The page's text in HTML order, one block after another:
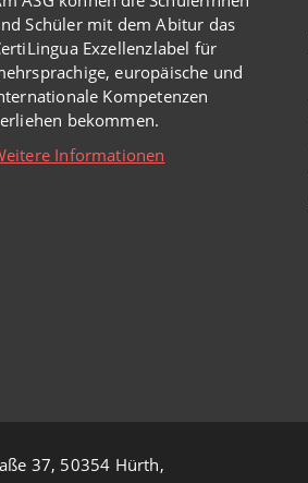
Schüler mit dem Abitur das
Exzellenzlabel für
europäische und
Kompetenzen
bekommen.
Informationen
37, 50354 Hürth,